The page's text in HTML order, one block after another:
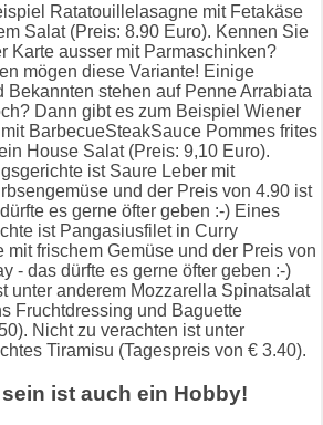
Ratatouillelasagne mit Fetakäse
Salat (Preis: 8.90 Euro). Kennen Sie
Karte ausser mit Parmaschinken?
mögen diese Variante! Einige
Bekannten stehen auf Penne Arrabiata
Dann gibt es zum Beispiel Wiener
BarbecueSteakSauce Pommes frites
House Salat (Preis: 9,10 Euro).
ist Saure Leber mit
und der Preis von 4.90 ist
es gerne öfter geben :-) Eines
ist Pangasiusfilet in Curry
mit frischem Gemüse und der Preis von
- das dürfte es gerne öfter geben :-)
unter anderem Mozzarella Spinatsalat
Fruchtdressing und Baguette
Nicht zu verachten ist unter
Tiramisu (Tagespreis von € 3.40).
ist auch ein Hobby!